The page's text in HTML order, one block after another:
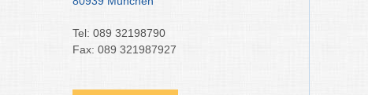
Tel: 089 32198790
Fax: 089 321987927